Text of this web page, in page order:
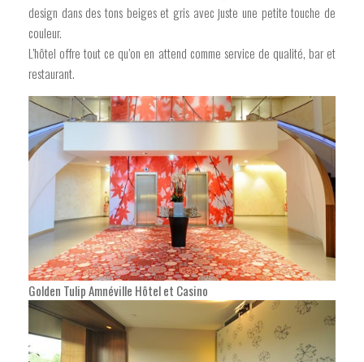
design dans des tons beiges et gris avec juste une petite touche de
couleur.
L’hôtel offre tout ce qu’on en attend comme service de qualité, bar et
restaurant.
Golden Tulip Amnéville Hôtel et Casino